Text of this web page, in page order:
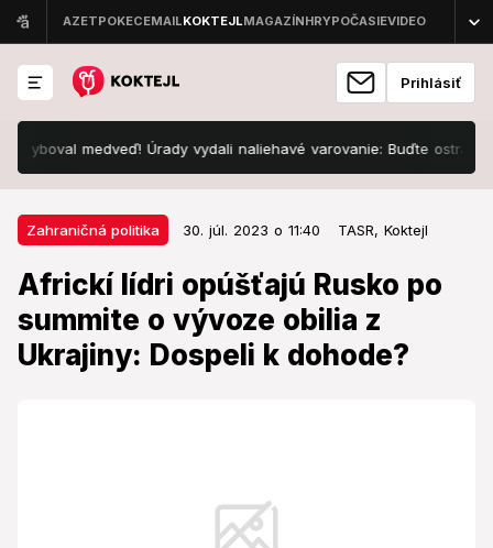
Prihlásiť
medveď! Úrady vydali naliehavé varovanie: Buďte ostražití!
Zahraničná politika 30. júl. 2023 o 11:40 TASR, Koktejl
Africkí lídri opúšťajú Rusko po
summite o vývoze obilia z
Ukrajiny: Dospeli k dohode?
Zahraničná politika 30. júl. 2023 o 11:40
Africkí lídri opúšťajú Rusko po
summite o vývoze obilia z
Ukrajiny: Dospeli k dohode?